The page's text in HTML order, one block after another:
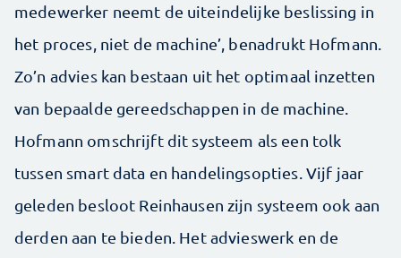
medewerker neemt de uiteindelijke beslissing in
het proces, niet de machine’, benadrukt Hofmann.
Zo’n advies kan bestaan uit het optimaal inzetten
van bepaalde gereedschappen in de machine.
Hofmann omschrijft dit systeem als een tolk
tussen smart data en handelingsopties. Vijf jaar
geleden besloot Reinhausen zijn systeem ook aan
derden aan te bieden. Het advieswerk en de